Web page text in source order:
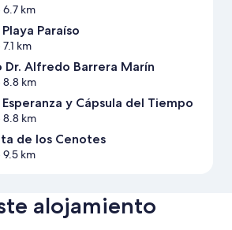
6.7 km
Paraíso
km
Alfredo Barrera Marín
8.8 km
y Cápsula del Tiempo
8.8 km
de los Cenotes
9.5 km
alojamiento